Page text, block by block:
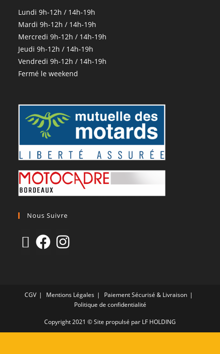
Lundi 9h-12h / 14h-19h
Mardi 9h-12h / 14h-19h
Mercredi 9h-12h / 14h-19h
Jeudi 9h-12h / 14h-19h
Vendredi 9h-12h / 14h-19h
Fermé le weekend
Nous Suivre
CGV Mentions Légales
Paiement Sécurisé & Livraison
Politique de confidentialité
Copyright 2021 © Site propulsé par LF HOLDING